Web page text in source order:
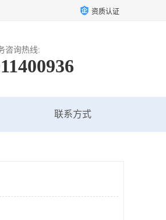
资质认证
咨询热线:
联系方式